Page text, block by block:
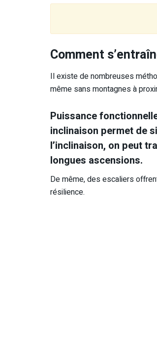
Comment
Il existe de nombreuses
même sans montagnes à
Puissance
inclinaison permet de
l’inclinaison, on peut
longues ascensions.
De même, des escaliers
résilience.